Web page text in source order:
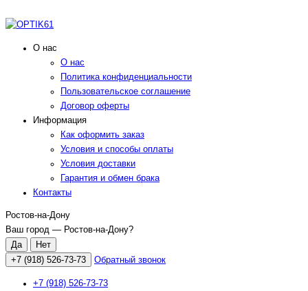
О нас
О нас
Политика конфиденциальности
Пользовательское соглашение
Договор оферты
Информация
Как оформить заказ
Условия и способы оплаты
Условия доставки
Гарантия и обмен брака
Контакты
Ростов-на-Дону
Ваш город — Ростов-на-Дону?
+7 (918) 526-73-73 Обратный звонок
+7 (918) 526-73-73